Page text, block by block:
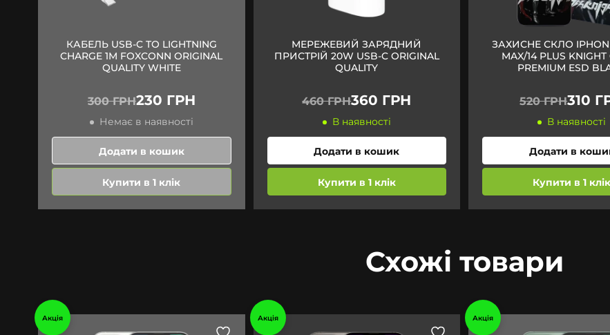
КАБЕЛЬ USB-C TO LIGHTNING
CHARGE 1M FOXCONN ORIGINAL
QUALITY WHITE
300 ГРН230 ГРН
Немає в наявності
Додати в кошик
Купити в 1 клік
МЕРЕЖЕВИЙ ЗАРЯДНИЙ
ПРИСТРІЙ 20W USB-C ORIGINAL
QUALITY
460 ГРН360 ГРН
В наявності
Додати в кошик
Купити в 1 клік
ЗАХИСНЕ СКЛО
MAX/14 PLUS KNIGHT
PREMIUM ESD
520 ГРН310
В наявності
Додати в
Купити в 1 клік
Схожі товари
Акція Акція Акція